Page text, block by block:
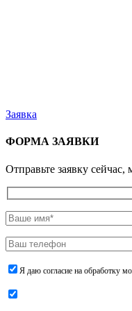
Заявка
ФОРМА ЗАЯВКИ
Отправьте заявку
Я даю согласие на обработку